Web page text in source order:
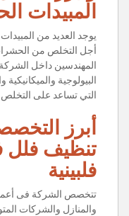
المبيدات
يوجد العديد من
أجل التخلص من
المهندسين داخل
البيولوجية والميكانيكية
التي تساعد على
أبرز
تنظيف فلل
فلبينية
تتخصص الشركة فى
والمنازل والشركات